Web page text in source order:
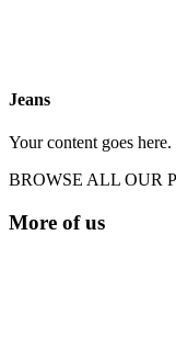
Jeans
Your content goes
BROWSE ALL OUR
More of us